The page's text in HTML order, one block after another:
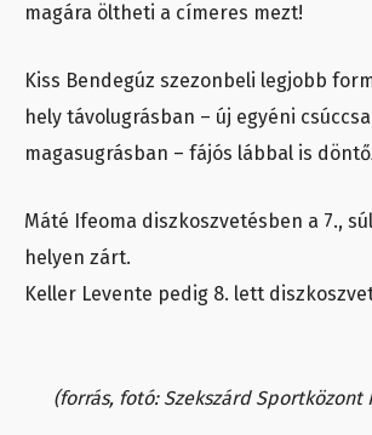
magára öltheti a címeres mezt!
Kiss Bendegúz szezonbeli legjobb
hely távolugrásban – új egyéni
magasugrásban – fájós lábbal is
Máté Ifeoma diszkoszvetésben a 7.,
helyen zárt.
Keller Levente pedig 8. lett
(forrás, fotó: Szekszárd Sportközont